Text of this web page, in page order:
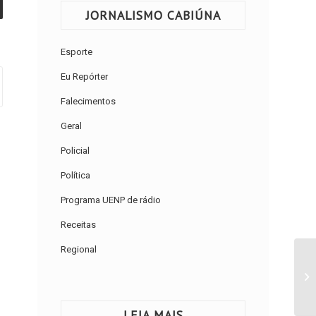
JORNALISMO CABIÚNA
Esporte
Eu Repórter
Falecimentos
Geral
Policial
Política
Programa UENP de rádio
Receitas
Regional